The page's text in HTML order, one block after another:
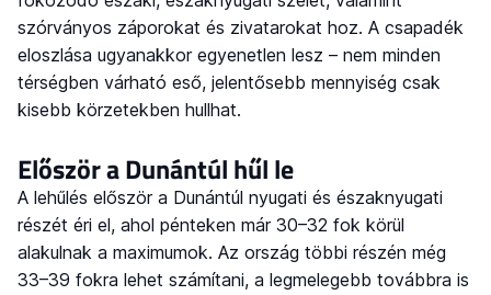
szórványos záporokat és zivatarokat hoz. A csapadék
eloszlása ugyanakkor egyenetlen lesz – nem minden
térségben várható eső, jelentősebb mennyiség csak
kisebb körzetekben hullhat.
Először a Dunántúl hűl le
A lehűlés először a Dunántúl nyugati és északnyugati
részét éri el, ahol pénteken már 30–32 fok körül
alakulnak a maximumok. Az ország többi részén még
33–39 fokra lehet számítani, a legmelegebb továbbra is